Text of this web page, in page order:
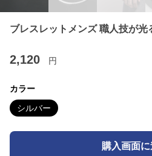
ブレスレットメンズ 職人技が光
2,120 円
カラー
シルバー
購入画面